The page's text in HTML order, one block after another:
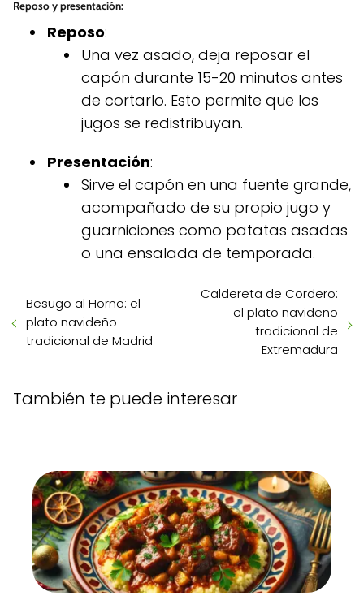
Reposo y presentación:
Reposo:
Una vez asado, deja reposar el
capón durante 15-20 minutos antes
de cortarlo. Esto permite que los
jugos se redistribuyan.
Presentación:
Sirve el capón en una fuente grande,
acompañado de su propio jugo y
guarniciones como patatas asadas
o una ensalada de temporada.
Besugo al Horno: el
plato navideño
tradicional de Madrid
Caldereta de Cordero:
el plato navideño
tradicional de
Extremadura
También te puede interesar